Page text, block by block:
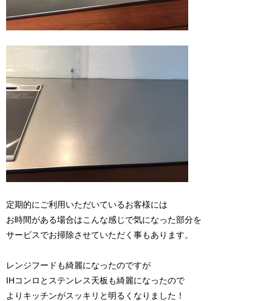
定期的にご利用いただいているお客様には
お時間がある場合はこんな感じで気になった部分を
サービスでお掃除させていただく事もあります。
レンジフードも綺麗になったのですが
IHコンロとステンレス天板も綺麗になったので
よりキッチンがスッキリと明るくなりました！